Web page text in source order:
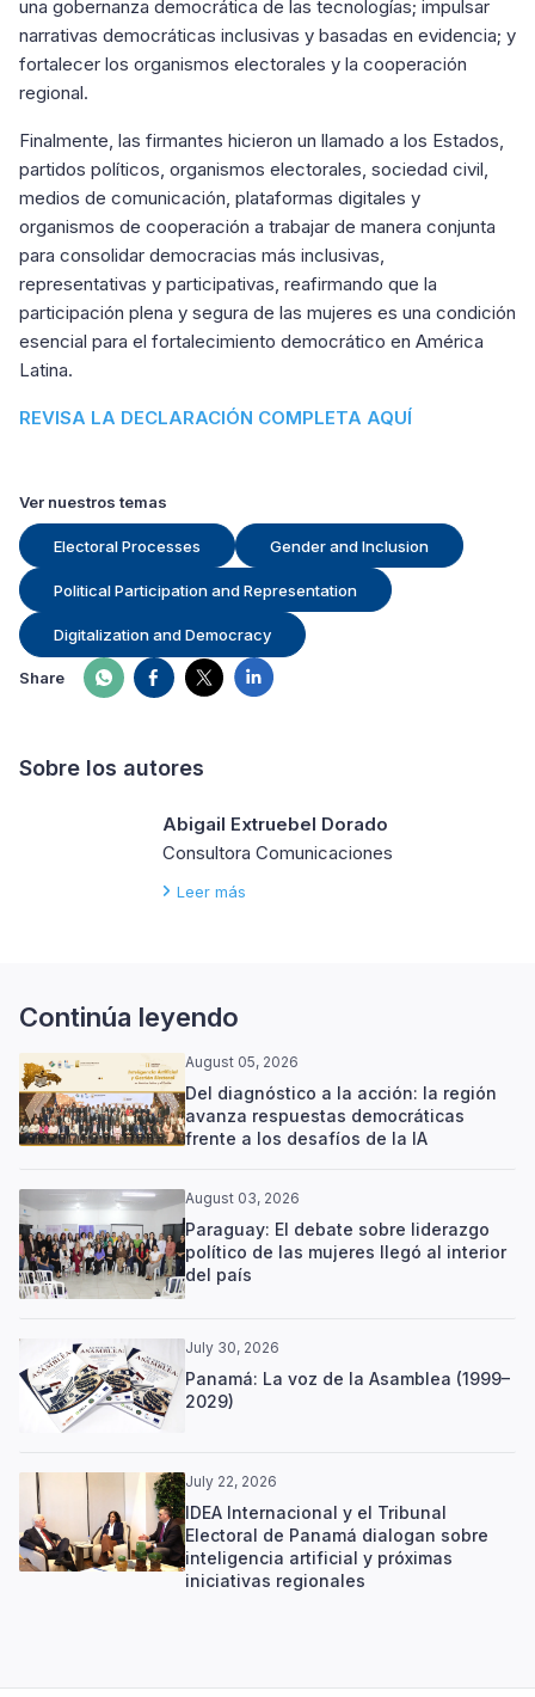
una gobernanza democrática de las tecnologías; impulsar
narrativas democráticas inclusivas y basadas en evidencia; y
fortalecer los organismos electorales y la cooperación
regional.
Finalmente, las firmantes hicieron un llamado a los Estados,
partidos políticos, organismos electorales, sociedad civil,
medios de comunicación, plataformas digitales y
organismos de cooperación a trabajar de manera conjunta
para consolidar democracias más inclusivas,
representativas y participativas, reafirmando que la
participación plena y segura de las mujeres es una condición
esencial para el fortalecimiento democrático en América
Latina.
REVISA LA DECLARACIÓN COMPLETA AQUÍ
Ver nuestros temas
Electoral Processes Gender and Inclusion
Political Participation and Representation
Digitalization and Democracy
Share
Sobre los autores
Abigail Extruebel Dorado
Consultora Comunicaciones
Leer más
Continúa leyendo
August 05, 2026
Del diagnóstico a la acción: la región
avanza respuestas democráticas
frente a los desafíos de la IA
August 03, 2026
Paraguay: El debate sobre liderazgo
político de las mujeres llegó al interior
del país
July 30, 2026
Panamá: La voz de la Asamblea (1999–
2029)
July 22, 2026
IDEA Internacional y el Tribunal
Electoral de Panamá dialogan sobre
inteligencia artificial y próximas
iniciativas regionales